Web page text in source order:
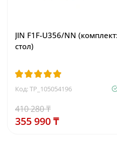
JIN F1F-U356/NN
стол)
Код: TP_105054196
410 280 ₸
355 990 ₸